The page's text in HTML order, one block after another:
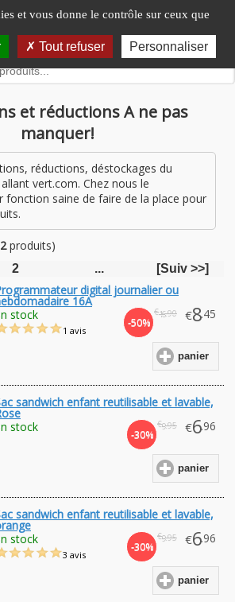
et vous donne le contrôle sur ceux que
Tout refuser Personnaliser
et réductions A ne pas
manquer!
réductions, déstockages du
vert.com. Chez nous le
fonction saine de faire de la place pour
produits)
2 ... [Suiv >>]
digital journalier ou
16A
-50%
€16.90 €8.45
stock
panier
1 avis
sandwich enfant reutilisable et lavable,
-30%
€9.95 €6.96
stock
panier
sandwich enfant reutilisable et lavable,
-30%
€9.95 €6.96
stock
panier
3 avis